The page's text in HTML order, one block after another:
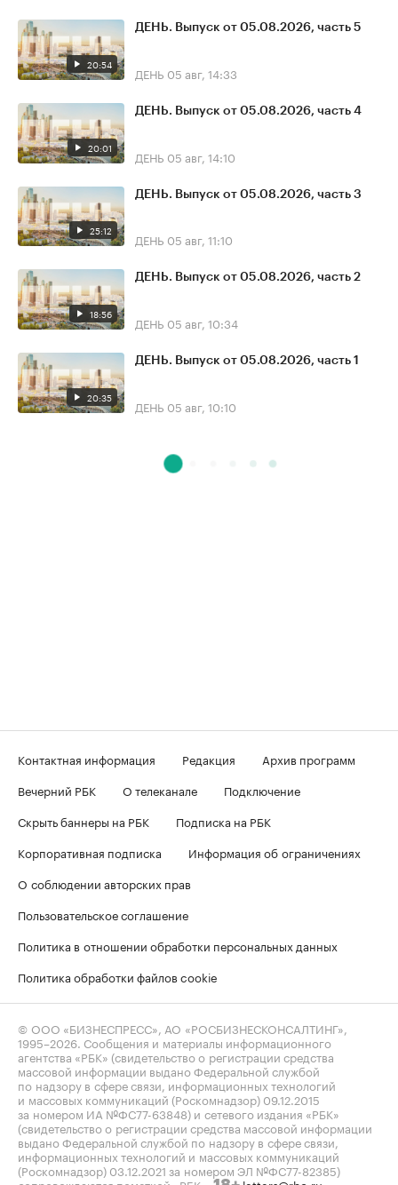
20:54
ДЕНЬ. Выпуск от 05.08.2026, часть 5
ДЕНЬ 05 авг, 14:33
20:01
ДЕНЬ. Выпуск от 05.08.2026, часть 4
ДЕНЬ 05 авг, 14:10
25:12
ДЕНЬ. Выпуск от 05.08.2026, часть 3
ДЕНЬ 05 авг, 11:10
18:56
ДЕНЬ. Выпуск от 05.08.2026, часть 2
ДЕНЬ 05 авг, 10:34
20:35
ДЕНЬ. Выпуск от 05.08.2026, часть 1
ДЕНЬ 05 авг, 10:10
Контактная информация Редакция
Архив программ
Вечерний РБК
О телеканале
Подключение
Скрыть баннеры на РБК
Подписка на РБК
Корпоративная подписка
Информация об ограничениях
О соблюдении авторских прав
Пользовательское соглашение
Политика в отношении обработки персональных данных
Политика обработки файлов cookie
© ООО «БИЗНЕСПРЕСС», АО «РОСБИЗНЕСКОНСАЛТИНГ»,
1995–2026 . Сообщения и материалы информационного
агентства «РБК» (свидетельство о регистрации средства
массовой информации выдано Федеральной службой
по надзору в сфере связи, информационных технологий
и массовых коммуникаций (Роскомнадзор) 09.12.2015
за номером ИА №ФС77-63848) и сетевого издания «РБК»
(свидетельство о регистрации средства массовой информации
выдано Федеральной службой по надзору в сфере связи,
информационных технологий и массовых коммуникаций
(Роскомнадзор) 03.12.2021 за номером ЭЛ №ФС77-82385)